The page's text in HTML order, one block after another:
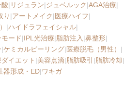
| リジュラン|ジュベルック|AGA治療|
り |アートメイク|医療ハイフ|
|ハイドラフェイシャル|
ード|IPL光治療|脂肪注入 |鼻整形|
|ケミカルピーリング|医療脱毛（男性） |
ダイエット |美容点滴|脂肪吸引 |脂肪冷却|
器形成・ED|ワキガ